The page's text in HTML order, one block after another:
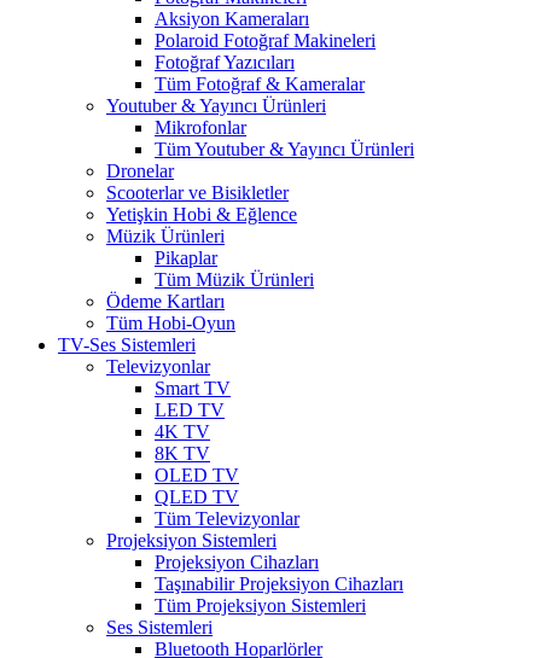
Aksiyon Kameraları
Polaroid Fotoğraf Makineleri
Fotoğraf Yazıcıları
Tüm Fotoğraf & Kameralar
Youtuber & Yayıncı Ürünleri
Mikrofonlar
Tüm Youtuber & Yayıncı Ürünleri
Dronelar
Scooterlar ve Bisikletler
Yetişkin Hobi & Eğlence
Müzik Ürünleri
Pikaplar
Tüm Müzik Ürünleri
Ödeme Kartları
Tüm Hobi-Oyun
TV-Ses Sistemleri
Televizyonlar
Smart TV
LED TV
4K TV
8K TV
OLED TV
QLED TV
Tüm Televizyonlar
Projeksiyon Sistemleri
Projeksiyon Cihazları
Taşınabilir Projeksiyon Cihazları
Tüm Projeksiyon Sistemleri
Ses Sistemleri
Bluetooth Hoparlörler